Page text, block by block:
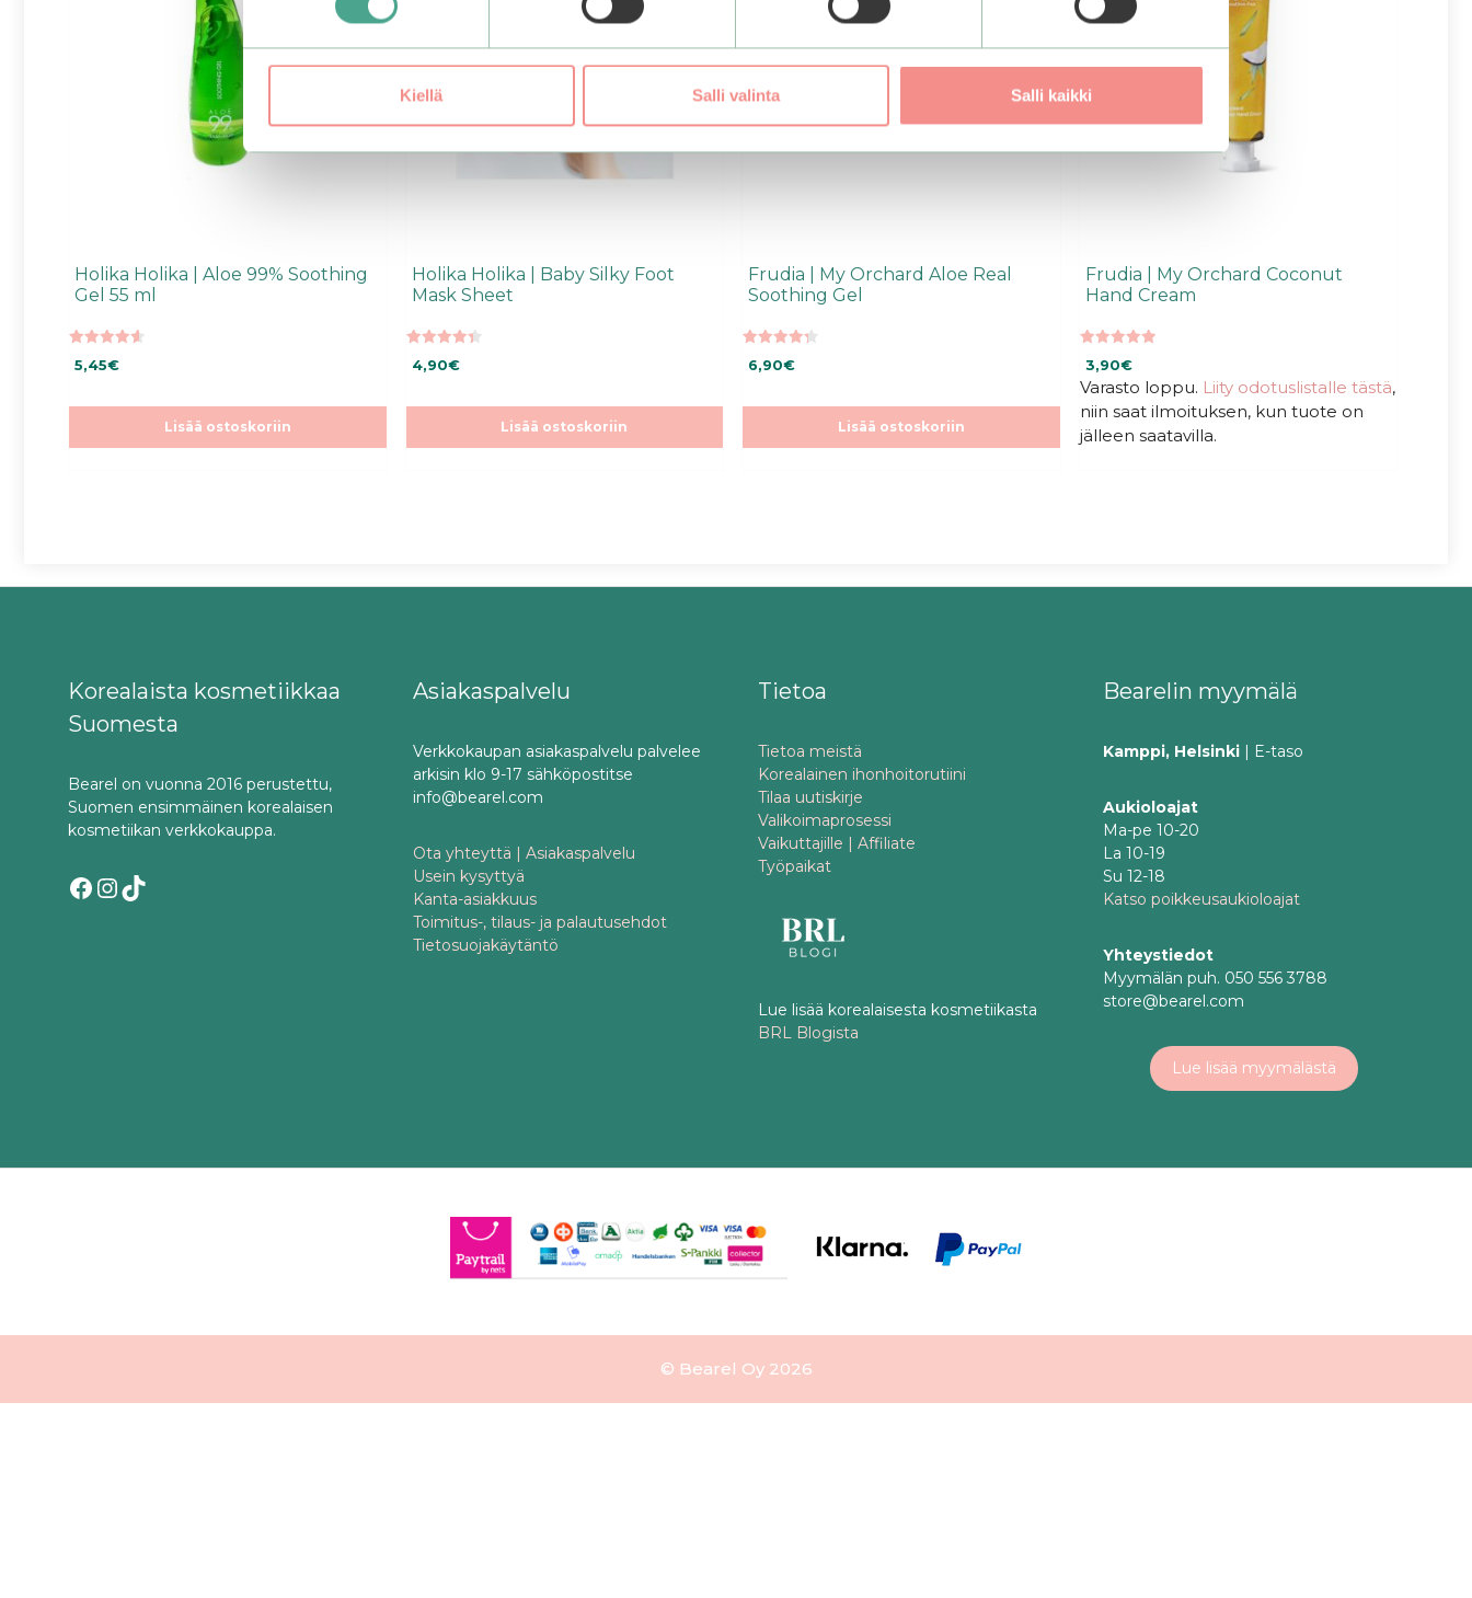
Kiellä Salli valinta Salli kaikki
Holika Holika | Aloe 99% Soothing
Gel 55 ml
5:stä
5,45€
Lisää ostoskoriin
Holika Holika | Baby Silky Foot
Mask Sheet
5:stä
4,90€
Lisää ostoskoriin
Frudia | My Orchard Aloe Real
Soothing Gel
5:stä
6,90€
Lisää ostoskoriin
Frudia | My Orchard Coconut
Hand Cream
5:stä
3,90€
Varasto loppu. Liity odotuslistalle tästä,
niin saat ilmoituksen, kun tuote on
jälleen saatavilla.
Korealaista kosmetiikkaa
Suomesta
Bearel on vuonna 2016 perustettu,
Suomen ensimmäinen korealaisen
kosmetiikan verkkokauppa.
Facebook
Instagram
TikTok
Asiakaspalvelu
Verkkokaupan asiakaspalvelu palvelee
arkisin klo 9-17 sähköpostitse
info@bearel.com
Ota yhteyttä | Asiakaspalvelu
Usein kysyttyä
Kanta-asiakkuus
Toimitus-, tilaus- ja palautusehdot
Tietosuojakäytäntö
Tietoa
Tietoa meistä
Korealainen ihonhoitorutiini
Tilaa uutiskirje
Valikoimaprosessi
Vaikuttajille | Affiliate
Työpaikat
Lue lisää korealaisesta kosmetiikasta
BRL Blogista
Bearelin myymälä
Kamppi, Helsinki | E-taso
Aukioloajat
Ma-pe 10-20
La 10-19
Su 12-18
Katso poikkeusaukioloajat
Yhteystiedot
Myymälän puh. 050 556 3788
store@bearel.com
Lue lisää myymälästä
© Bearel Oy 2026